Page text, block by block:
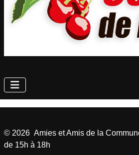
© 2026 Amies et Amis de la
de 15h à 18h